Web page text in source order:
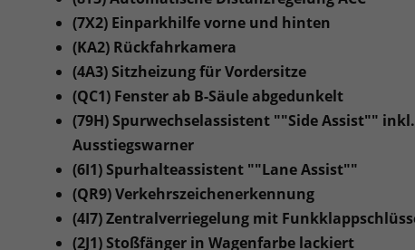
(7X2) Einparkhilfe vorne und hinten
(KA2) Rückfahrkamera
(4A3) Sitzheizung für Vordersitze
(QC1) Fenster ab B-Säule abgedunkelt
(79H) Spurwechselassistent ""Side Assist""
Ausstiegswarner
(6I1) Spurhalteassistent ""Lane Assist""
(QR9) Verkehrszeichenerkennung
(4I7) Zentralverriegelung mit
(2J1) Stoßfänger in Wagenfarbe lackiert